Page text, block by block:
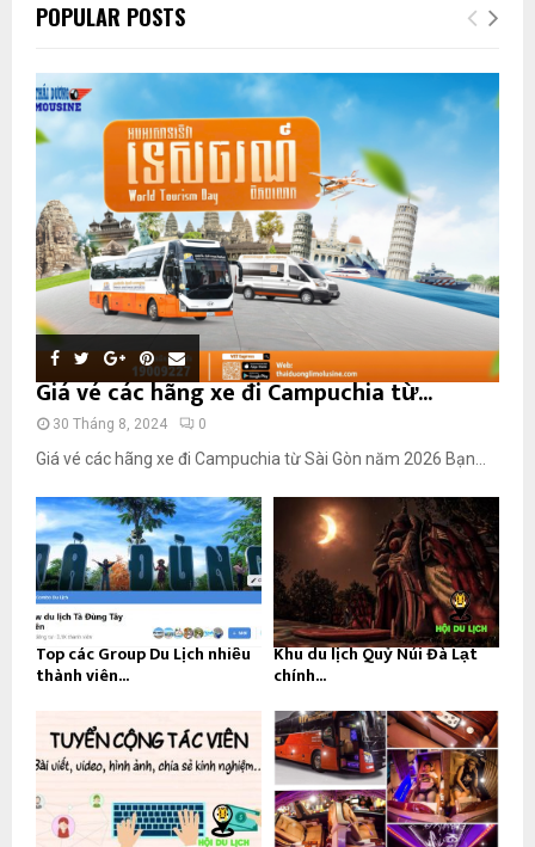
POPULAR POSTS
Giá vé các hãng xe đi Campuchia từ...
30 Tháng 8, 2024 0
Giá vé các hãng xe đi Campuchia từ Sài Gòn năm 2026 Bạn...
Top các Group Du Lịch nhiều
thành viên...
Khu du lịch Quỷ Núi Đà Lạt
chính...